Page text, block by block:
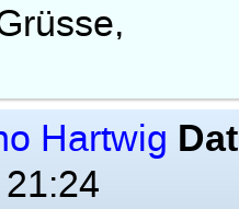
Hartwig